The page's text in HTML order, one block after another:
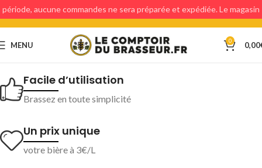
MENU 0 0,00
Facile d’utilisation
Brassez en toute simplicité
Un prix unique
votre bière à 3€/L
période, aucune commandes ne sera préparée et expédiée. Le magasin
étant fermé, aucun retraits en magasin ne sera possible.